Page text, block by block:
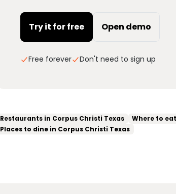
Try it for free Open demo
Free forever Don't need to sign up
Restaurants in Corpus Christi Texas
Where to
Places to dine in Corpus Christi Texas